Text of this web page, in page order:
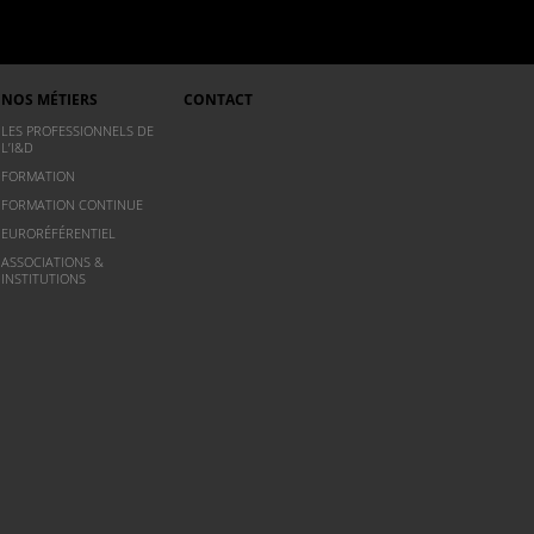
NOS MÉTIERS
LES PROFESSIONNELS DE
L’I&D
FORMATION
FORMATION CONTINUE
EURORÉFÉRENTIEL
ASSOCIATIONS &
INSTITUTIONS
CONTACT